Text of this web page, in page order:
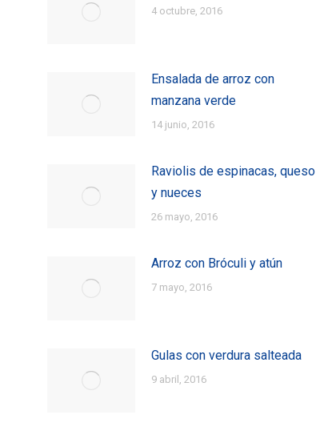
4 octubre, 2016
Ensalada de arroz con
manzana verde
14 junio, 2016
Raviolis de espinacas, queso
y nueces
26 mayo, 2016
Arroz con Bróculi y atún
7 mayo, 2016
Gulas con verdura salteada
9 abril, 2016